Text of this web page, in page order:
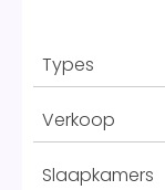
Types
Verkoop
Slaapkamers